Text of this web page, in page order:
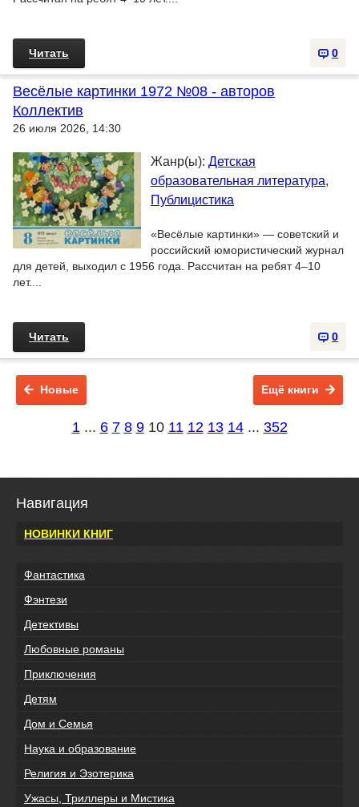
0
Читать
Весёлые картинки 1972 №08 - авторов
Коллектив
26 июля 2026, 14:30
Жанр(ы): Детская
образовательная литература,
Публицистика
«Весёлые картинки» — советский и
российский юмористический журнал
для детей, выходил с 1956 года. Рассчитан на ребят 4–10
лет....
0
Читать
Новые Ещё книги
1 ... 6 7 8 9 10 11 12 13 14 ... 352
Навигация
НОВИНКИ КНИГ
Фантастика
Фэнтези
Детективы
Любовные романы
Приключения
Детям
Дом и Семья
Наука и образование
Религия и Эзотерика
Ужасы, Триллеры и Мистика